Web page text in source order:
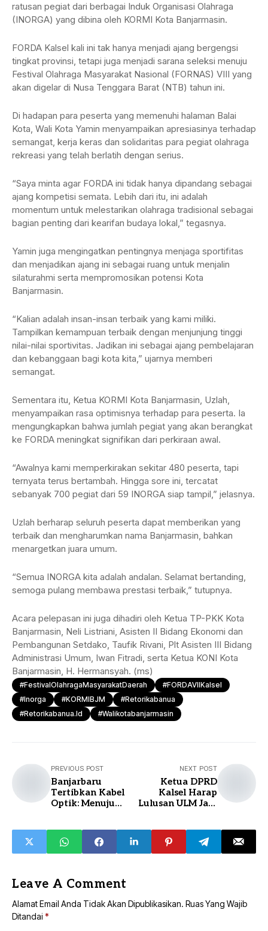
ratusan pegiat dari berbagai Induk Organisasi Olahraga
(INORGA) yang dibina oleh KORMI Kota Banjarmasin.
FORDA Kalsel kali ini tak hanya menjadi ajang bergengsi
tingkat provinsi, tetapi juga menjadi sarana seleksi menuju
Festival Olahraga Masyarakat Nasional (FORNAS) VIII yang
akan digelar di Nusa Tenggara Barat (NTB) tahun ini.
Di hadapan para peserta yang memenuhi halaman Balai
Kota, Wali Kota Yamin menyampaikan apresiasinya terhadap
semangat, kerja keras dan solidaritas para pegiat olahraga
rekreasi yang telah berlatih dengan serius.
“Saya minta agar FORDA ini tidak hanya dipandang sebagai
ajang kompetisi semata. Lebih dari itu, ini adalah
momentum untuk melestarikan olahraga tradisional sebagai
bagian penting dari kearifan budaya lokal,” tegasnya.
Yamin juga mengingatkan pentingnya menjaga sportifitas
dan menjadikan ajang ini sebagai ruang untuk menjalin
silaturahmi serta mempromosikan potensi Kota
Banjarmasin.
“Kalian adalah insan-insan terbaik yang kami miliki.
Tampilkan kemampuan terbaik dengan menjunjung tinggi
nilai-nilai sportivitas. Jadikan ini sebagai ajang pembelajaran
dan kebanggaan bagi kota kita,” ujarnya memberi
semangat.
Sementara itu, Ketua KORMI Kota Banjarmasin, Uzlah,
menyampaikan rasa optimisnya terhadap para peserta. Ia
mengungkapkan bahwa jumlah pegiat yang akan berangkat
ke FORDA meningkat signifikan dari perkiraan awal.
“Awalnya kami memperkirakan sekitar 480 peserta, tapi
ternyata terus bertambah. Hingga sore ini, tercatat
sebanyak 700 pegiat dari 59 INORGA siap tampil,” jelasnya.
Uzlah berharap seluruh peserta dapat memberikan yang
terbaik dan mengharumkan nama Banjarmasin, bahkan
menargetkan juara umum.
“Semua INORGA kita adalah andalan. Selamat bertanding,
semoga pulang membawa prestasi terbaik,” tutupnya.
Acara pelepasan ini juga dihadiri oleh Ketua TP-PKK Kota
Banjarmasin, Neli Listriani, Asisten II Bidang Ekonomi dan
Pembangunan Setdako, Taufik Rivani, Plt Asisten III Bidang
Administrasi Umum, Iwan Fitradi, serta Ketua KONI Kota
Banjarmasin, H. Hermansyah. (ms)
#FestivalOlahragaMasyarakatDaerah
#FORDAVIIKalsel
#Inorga
#KORMIBJM
#retorikabanua
#retorikabanua.id
#walikotabanjarmasin
PREVIOUS POST
Banjarbaru
Tertibkan Kabel
Optik: Menuju
NEXT POST
Ketua DPRD
Kalsel Harap
Lulusan ULM Jadi
Kalimantan
Selatan
Leave A Comment
Alamat Email Anda Tidak Akan Dipublikasikan. Ruas Yang Wajib
Ditandai *